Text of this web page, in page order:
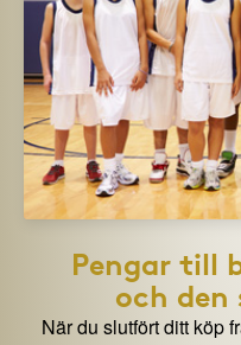
Pengar till
och
När du slutfört ditt köp